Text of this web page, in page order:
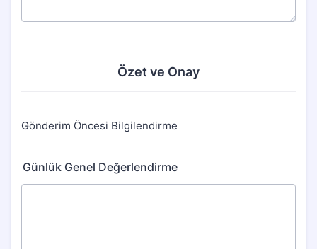
Özet ve Onay
Gönderim Öncesi Bilgilendirme
Günlük Genel Değerlendirme